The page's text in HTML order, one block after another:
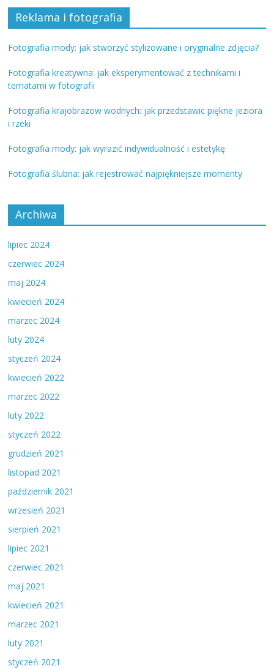
Reklama i fotografia
Fotografia mody: jak stworzyć stylizowane i oryginalne zdjęcia?
Fotografia kreatywna: jak eksperymentować z technikami i
tematami w fotografii
Fotografia krajobrazow wodnych: jak przedstawic piękne jeziora
i rzeki
Fotografia mody: jak wyrazić indywidualność i estetykę
Fotografia ślubna: jak rejestrować najpiękniejsze momenty
Archiwa
lipiec 2024
czerwiec 2024
maj 2024
kwiecień 2024
marzec 2024
luty 2024
styczeń 2024
kwiecień 2022
marzec 2022
luty 2022
styczeń 2022
grudzień 2021
listopad 2021
październik 2021
wrzesień 2021
sierpień 2021
lipiec 2021
czerwiec 2021
maj 2021
kwiecień 2021
marzec 2021
luty 2021
styczeń 2021